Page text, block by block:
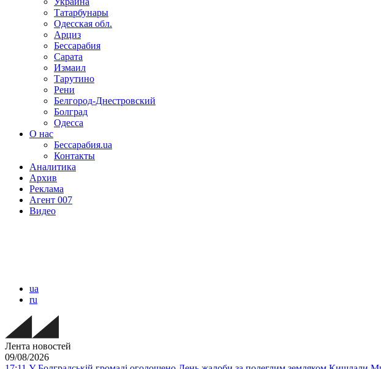
Татарбунары
Одесская обл.
Арциз
Бессарабия
Сарата
Измаил
Тарутино
Рени
Белгород-Днестровский
Болград
Одесса
О нас
Бессарабия.ua
Контакты
Аналитика
Архив
Реклама
Агент 007
Видео
ua
ru
Лента новостей
09/08/2026